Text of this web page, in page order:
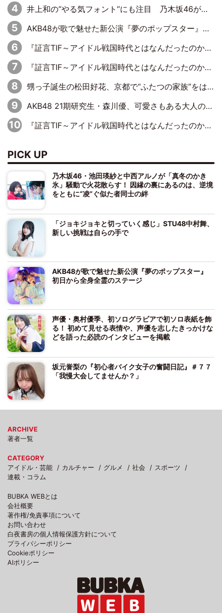
井上和の“やる気フォント”にも注目 乃木坂46が挑んだ書道パフォーマンスの舞台裏
AKB48が歌で魅せた新公演『夢のポップスター』 初日から全身全霊のステージ
『証言TIF～アイドル戦国時代とはなんだったのか～』第6回：でんぱ組.inc・古川未鈴×相沢梨紗「『ハロプロやりたかったな』って言ったら、夢眠ねむさんに『てめえはでんぱ組．incなんだよ！』って肩パンされて(笑)」
『証言TIF～アイドル戦国時代とはなんだったのか～』第11回：私立恵比寿中学・真山りか×安本彩花「TIFで10年ぶりのキョンシーメイクをしたら、場を完全に引かせてしまって。時代が変わったんだなって」
甥っ子誕生の松田好花、京都で“ふたつの家族”をはしご！ “母”黒谷友香に見送られ、“父”松岡昌宏とはハシゴ酒
AKB48 21期研究生・森川優、可愛さもある大人の女性に
『証言TIF～アイドル戦国時代とはなんだったのか～』第10回：さくら学院・武藤彩未×飯田らうら「正直、中3で辞めるというのを信じてなくて。そう言われてはいたけど、嘘でしょって」
PICK UP
乃木坂46・池田瑛紗と中西アルノが「真冬のかき
氷」騒動で火花散らす！ 因縁の裏にあるのは、逆境
をともに“凌”ぐ似た者同士の絆
「ジョキジョキと切っていく感じ」STU48中村舞、
新しい挑戦は自らの手で
AKB48が歌で魅せた新公演『夢のポップスター』
初日から全身全霊のステージ
声優・奥村優季、初ソログラビアで初ソロ表紙を飾
る！ 初めて見せる表情や、声優を志したきっかけな
どを語った必読のインタビューを掲載
坂元誉梨の『初心者バイク女子の奮闘日記』＃７７
「我慢大会してませんか？」
ARCHIVE
著者一覧
CATEGORY
アイドル・芸能
カルチャー グルメ 社会
スポーツ
連載・コラム
BUBKA WEBとは
会社概要
著作権/免責事項について
お問い合わせ
白夜書房の個人情報保護方針について
プライバシーポリシー
Cookieポリシー
AIポリシー